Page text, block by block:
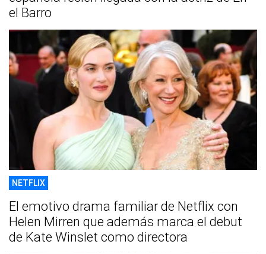
el Barro
NETFLIX
El emotivo drama familiar de Netflix con
Helen Mirren que además marca el debut
de Kate Winslet como directora